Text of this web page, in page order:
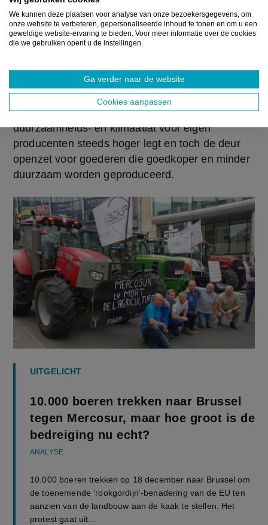
We kunnen deze plaatsen voor analyse van onze bezoekersgegevens, om
onze website te verbeteren, gepersonaliseerde inhoud te tonen en om u een
geweldige website-ervaring te bieden. Voor meer informatie over de cookies
die we gebruiken opent u de instellingen.
Ga verder naar de website
Cookies aanpassen
en duidelijkste voorstanders van de
Mercosurdeal. Het pro-kamp stelt dat de
Mercosurdeal cruciaal is voor de EU als het
minder afhankelijk wil worden van de VS en
rundvlees, gevogelte en suiker, dreigen de dupe
te worden van een handelsakkoord.
Landbouworganisaties hekelen hoe Europa de
duurzaamheids- en klimaatlat voor eigen
producenten steeds hoger legt en toch de deur
openzet voor goederen die goedkoper en minder
duurzaam worden geproduceerd.
UITGELICHT
10.000 boeren trekken naar Brussel
tegen Mercosur, maar hoe groot is de
bedreiging nu echt?
ANALYSE
10.000 boeren trekken op 18 december naar Brussel om
de toenemende ‘rookgordijn’-benadering van de EU ten
aanzien van de landbouw aan de kaak te stellen. Het
protest gaat uit...